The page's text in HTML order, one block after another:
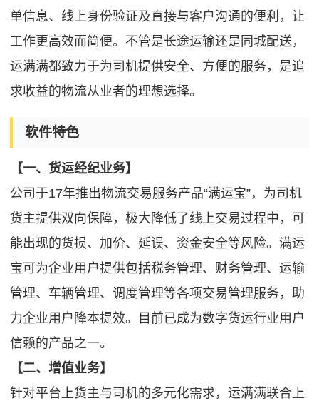
单信息、线上身份验证及直接与客户沟通的便利，让
工作更高效而简便。不管是长途运输还是同城配送，
运满满都致力于为司机提供安全、方便的服务，是追
求收益的物流从业者的理想选择。
软件特色
【一、货运经纪业务】
公司于17年推出物流交易服务产品“满运宝”，为司机
货主提供双向保障，极大降低了线上交易过程中，可
能出现的货损、加价、延误、资金安全等风险。满运
宝可为企业用户提供包括税务管理、财务管理、运输
管理、车辆管理、调度管理等各项交易管理服务，助
力企业用户降本提效。目前已成为数字货运行业用户
信赖的产品之一。
【二、增值业务】
针对平台上货主与司机的多元化需求，运满满联合上